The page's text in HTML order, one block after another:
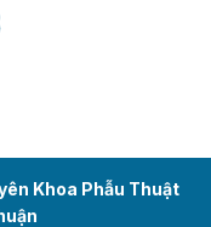
Khoa Phẫu Thuật